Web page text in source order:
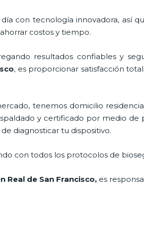
con tecnología innovadora, así
costos y tiempo.
resultados confiables y
, es proporcionar satisfacción
tenemos domicilio
y certificado por medio de
diagnosticar tu dispositivo.
con todos los protocolos de
Real de San Francisco, es